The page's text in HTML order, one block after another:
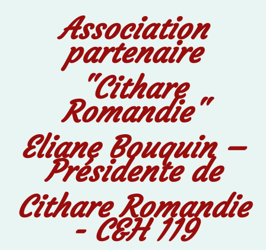
Association
partenaire
"Cithare
Romandie"
Eliane Bouquin –
Présidente de
Cithare Romandie
- C&H 119